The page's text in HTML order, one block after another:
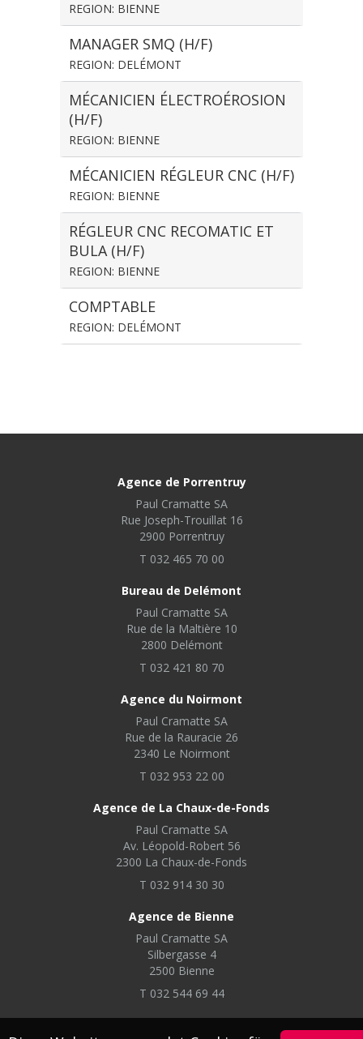
REGION: BIENNE
MANAGER SMQ (H/F)
REGION: DELÉMONT
MÉCANICIEN ÉLECTROÉROSION
(H/F)
REGION: BIENNE
MÉCANICIEN RÉGLEUR CNC (H/F)
REGION: BIENNE
RÉGLEUR CNC RECOMATIC ET
BULA (H/F)
REGION: BIENNE
COMPTABLE
REGION: DELÉMONT
Agence de Porrentruy
Paul Cramatte SA
Rue Joseph-Trouillat 16
2900 Porrentruy
T 032 465 70 00
Bureau de Delémont
Paul Cramatte SA
Rue de la Maltière 10
2800 Delémont
T 032 421 80 70
Agence du Noirmont
Paul Cramatte SA
Rue de la Rauracie 26
2340 Le Noirmont
T 032 953 22 00
Agence de La Chaux-de-Fonds
Paul Cramatte SA
Av. Léopold-Robert 56
2300 La Chaux-de-Fonds
T 032 914 30 30
Agence de Bienne
Paul Cramatte SA
Silbergasse 4
2500 Bienne
T 032 544 69 44